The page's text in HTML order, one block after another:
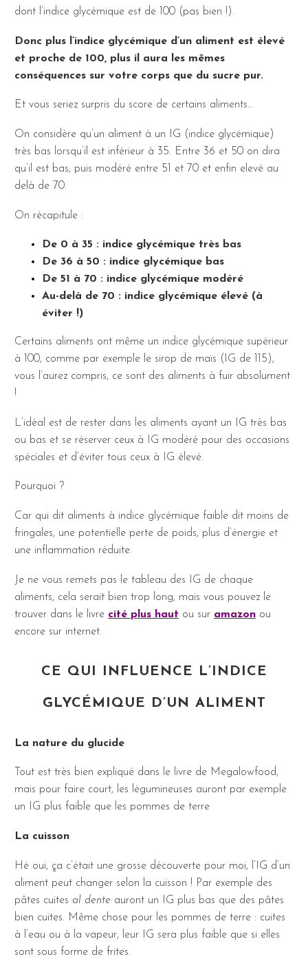
dont l’indice glycémique est de 100 (pas bien !).
Donc plus l’indice glycémique d’un aliment est élevé
et proche de 100, plus il aura les mêmes
conséquences sur votre corps que du sucre pur.
Et vous seriez surpris du score de certains aliments…
On considère qu’un aliment à un IG (indice glycémique)
très bas lorsqu’il est inférieur à 35. Entre 36 et 50 on dira
qu’il est bas, puis modéré entre 51 et 70 et enfin elevé au
delà de 70.
On récapitule :
De 0 à 35 : indice glycémique très bas
De 36 à 50 : indice glycémique bas
De 51 à 70 : indice glycémique modéré
Au-delà de 70 : indice glycémique élevé (à
éviter !)
Certains aliments ont même un indice glycémique supérieur
à 100, comme par exemple le sirop de maïs (IG de 115),
vous l’aurez compris, ce sont des aliments à fuir absolument
!
L’idéal est de rester dans les aliments ayant un IG très bas
ou bas et se réserver ceux à IG modéré pour des occasions
spéciales et d’éviter tous ceux à IG élevé.
Pourquoi ?
Car qui dit aliments à indice glycémique faible dit moins de
fringales, une potentielle perte de poids, plus d’énergie et
une inflammation réduite.
Je ne vous remets pas le tableau des IG de chaque
aliments, cela serait bien trop long, mais vous pouvez le
trouver dans le livre cité plus haut ou sur amazon ou
encore sur internet.
CE QUI INFLUENCE L’INDICE
GLYCÉMIQUE D’UN ALIMENT
La nature du glucide
Tout est très bien expliqué dans le livre de Megalowfood,
mais pour faire court, les légumineuses auront par exemple
un IG plus faible que les pommes de terre
La cuisson
Hé oui, ça c’était une grosse découverte pour moi, l’IG d’un
aliment peut changer selon la cuisson ! Par exemple des
pâtes cuites al dente auront un IG plus bas que des pâtes
bien cuites. Même chose pour les pommes de terre : cuites
à l’eau ou à la vapeur, leur IG sera plus faible que si elles
sont sous forme de frites.